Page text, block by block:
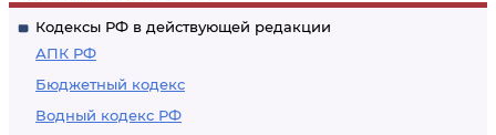
Кодексы РФ в действующей редакции
АПК РФ
Бюджетный кодекс
Водный кодекс РФ